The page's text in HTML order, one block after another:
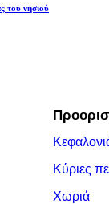
του νησιού
Κύριες
Χωριά